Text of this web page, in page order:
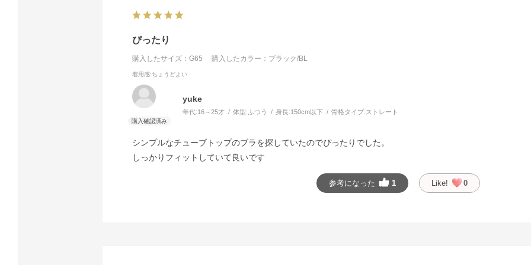
ぴったり
購入したサイズ：G65 購入したカラー：ブラック/BL
着用感:ちょうどよい
yuke
年代:16～25才 体型: ふつう 身長:150cm以下 骨格タイプ: ストレート
シンプルなチューブトップのブラを探していたのでぴったりでした。
しっかりフィットしていて良いです
参考になった 1 Like! 0